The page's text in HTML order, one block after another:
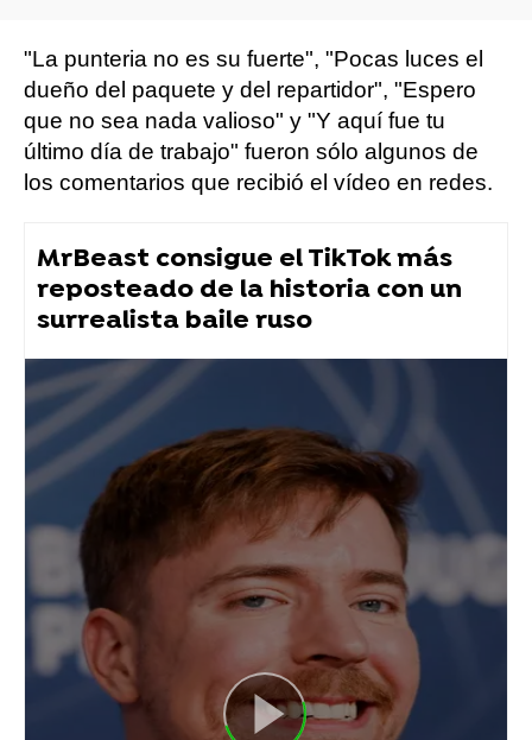
"La punteria no es su fuerte", "Pocas luces el
dueño del paquete y del repartidor", "Espero
que no sea nada valioso" y "Y aquí fue tu
último día de trabajo" fueron sólo algunos de
los comentarios que recibió el vídeo en redes.
MrBeast consigue el TikTok más
reposteado de la historia con un
surrealista baile ruso